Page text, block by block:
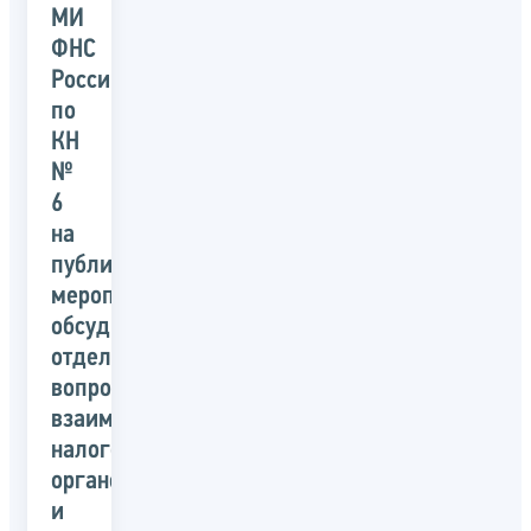
МИ
ФНС
России
по
КН
№
6
на
публичном
мероприятии
обсудили
отдельные
вопросы
взаимодействия
налоговых
органов
и